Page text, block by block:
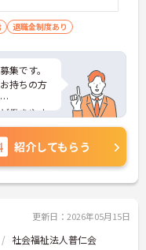
退職金制度あり
集です。
持ちの方
働きやす
、さらに
談くださ
紹介してもらう
更新日：2026年05月15日
社会福祉法人普仁会